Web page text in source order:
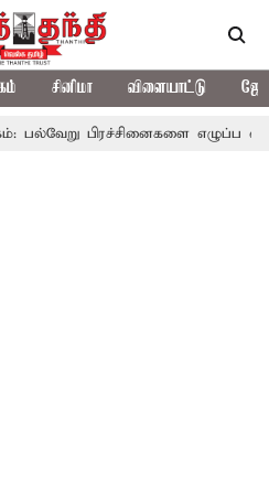
சினிமா விளையாட்டு
எழுப்ப எதிர்க்கட்சிகள்